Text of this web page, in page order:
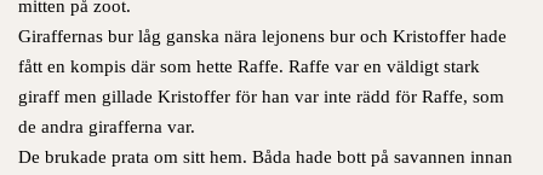
mitten på zoot.
Giraffernas bur låg ganska nära lejonens bur och Kristoffer hade
fått en kompis där som hette Raffe. Raffe var en väldigt stark
giraff men gillade Kristoffer för han var inte rädd för Raffe, som
de andra girafferna var.
De brukade prata om sitt hem. Båda hade bott på savannen innan